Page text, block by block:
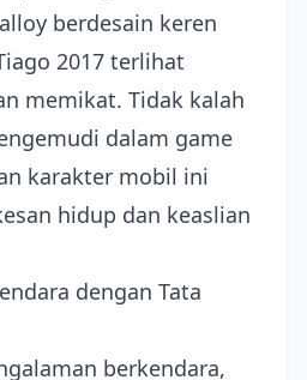
berdesain keren
2017 terlihat
memikat. Tidak kalah
dalam game
karakter mobil ini
hidup dan keaslian
dengan Tata
berkendara,